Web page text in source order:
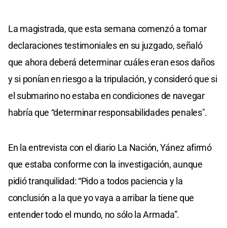
La magistrada, que esta semana comenzó a tomar
declaraciones testimoniales en su juzgado, señaló
que ahora deberá determinar cuáles eran esos daños
y si ponían en riesgo a la tripulación, y consideró que si
el submarino no estaba en condiciones de navegar
habría que “determinar responsabilidades penales".
En la entrevista con el diario La Nación, Yánez afirmó
que estaba conforme con la investigación, aunque
pidió tranquilidad: “Pido a todos paciencia y la
conclusión a la que yo vaya a arribar la tiene que
entender todo el mundo, no sólo la Armada”.